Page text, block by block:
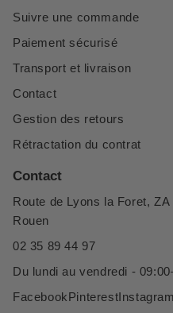
Suivre une commande
Paiement sécurisé
Transport et livraison
Contact
Gestion des retours
Rétractation du contrat
Contact
Route de Lyons la Foret,
Rouen
02 35 89 44 97
Du lundi au vendredi -
FacebookPinterestInstagram